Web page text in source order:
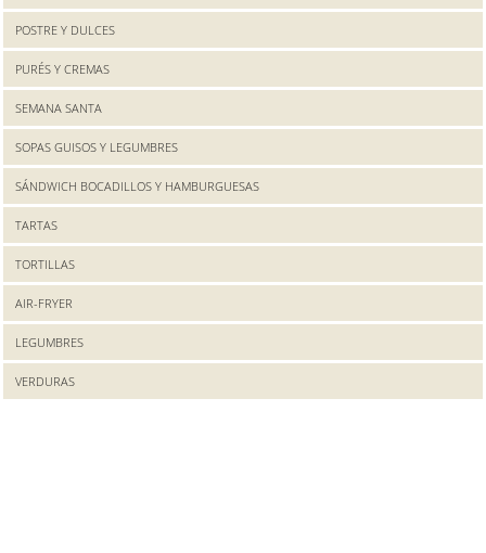
POSTRE Y DULCES
PURÉS Y CREMAS
SEMANA SANTA
SOPAS GUISOS Y LEGUMBRES
SÁNDWICH BOCADILLOS Y HAMBURGUESAS
TARTAS
TORTILLAS
AIR-FRYER
LEGUMBRES
VERDURAS